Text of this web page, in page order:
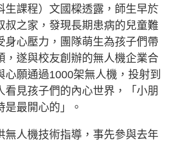
生課程）文國樑透露，師生早於
叔之家，發現長期患病的兒童難
身心壓力，團隊萌生為孩子們帶
，遂與校友創辦的無人機企業合
心願通過1000架無人機，投射到
看見孩子們的內心世界，「小朋
最開心的」。
無人機技術指導，事先參與去年